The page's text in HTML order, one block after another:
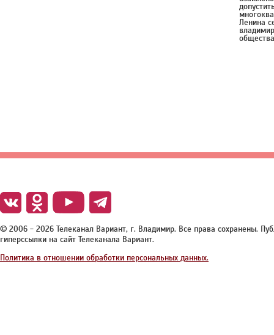
Ленина
© 2006 - 2026 Телеканал Вариант, г. Владимир. Все права сохранены.
гиперссылки на сайт Телеканала Вариант.
Политика в отношении обработки персональных данных.